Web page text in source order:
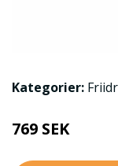
Kategorier:
769 SEK